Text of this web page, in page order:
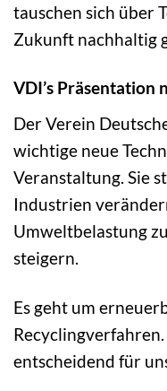
tauschen sich über
Zukunft nachhaltig
VDI’s Präsentation
Der Verein
wichtige neue
Veranstaltung. Sie
Industrien
Umweltbelastung
steigern.
Es geht um
entscheidend für